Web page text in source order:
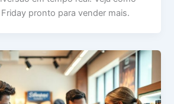
pronto para vender mais.